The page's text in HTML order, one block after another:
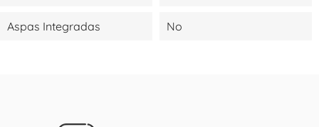
Aspas Integradas No